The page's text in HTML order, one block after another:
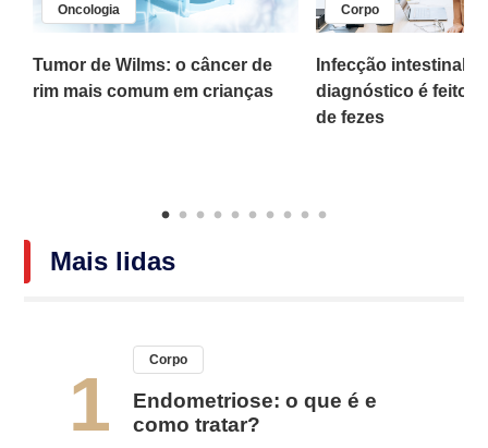
Oncologia
Tumor de Wilms: o câncer de
rim mais comum em crianças
Corpo
Infecção intestinal
diagnóstico é feito
de fezes
Mais lidas
1
Corpo
Endometriose: o que é e
como tratar?